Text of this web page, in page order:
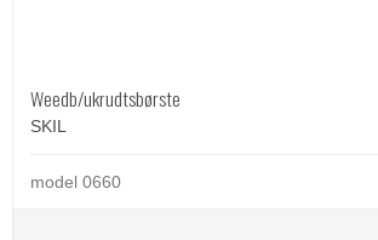
Weedb/ukrudtsbørste
SKIL
model 0660